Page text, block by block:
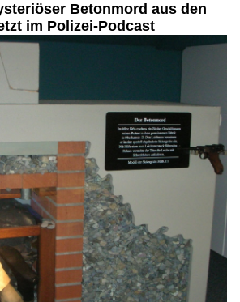
Betonmord aus den
im Polizei-Podcast